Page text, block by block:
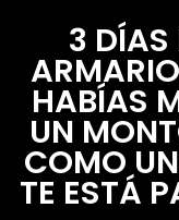
3 DÍAS
HABÍAS
UN
COMO
TE ESTÁ